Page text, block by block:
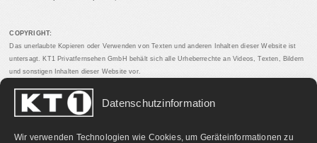
Datenschutzinformation
Wir verwenden Technologien wie Cookies, um Geräteinformationen zu
COPYRIGHT:
Das unerlaubte Kopieren oder Verwenden von Texten und anderen Inhalten dieser Website ist
untersagt. KT1 Privatfernsehen GmbH behält sich alle Urheberrechte an Videos, Texten, Bildern
und sonstigen Inhalten dieser Website vor.
PARTNERLINKS: